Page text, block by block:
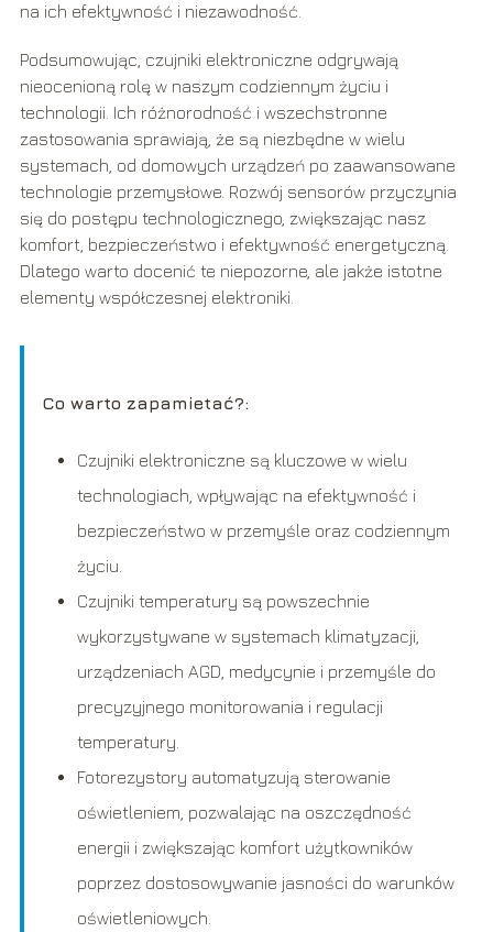
na ich efektywność i niezawodność.
Podsumowując, czujniki elektroniczne odgrywają
nieocenioną rolę w naszym codziennym życiu i
technologii. Ich różnorodność i wszechstronne
zastosowania sprawiają, że są niezbędne w wielu
systemach, od domowych urządzeń po zaawansowane
technologie przemysłowe. Rozwój sensorów przyczynia
się do postępu technologicznego, zwiększając nasz
komfort, bezpieczeństwo i efektywność energetyczną.
Dlatego warto docenić te niepozorne, ale jakże istotne
elementy współczesnej elektroniki.
Co warto zapamietać?:
Czujniki elektroniczne są kluczowe w wielu
technologiach, wpływając na efektywność i
bezpieczeństwo w przemyśle oraz codziennym
życiu.
Czujniki temperatury są powszechnie
wykorzystywane w systemach klimatyzacji,
urządzeniach AGD, medycynie i przemyśle do
precyzyjnego monitorowania i regulacji
temperatury.
Fotorezystory automatyzują sterowanie
oświetleniem, pozwalając na oszczędność
energii i zwiększając komfort użytkowników
poprzez dostosowywanie jasności do warunków
oświetleniowych.